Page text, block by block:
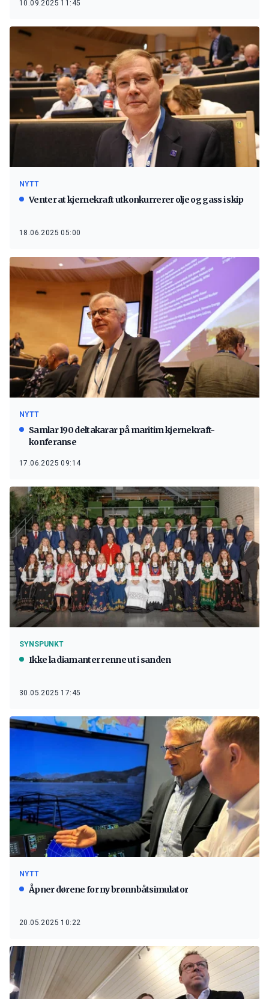
10.09.2025 11:45
NYTT
Venter at kjernekraft utkonkurrerer olje og gass i skip
18.06.2025 05:00
NYTT
Samlar 190 deltakarar på maritim kjernekraft-
konferanse
17.06.2025 09:14
SYNSPUNKT
Ikke la diamanter renne ut i sanden
30.05.2025 17:45
NYTT
Åpner dørene for ny brønnbåtsimulator
20.05.2025 10:22